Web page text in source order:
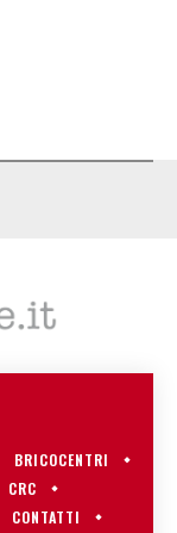
BRICOCENTRI
CRC
CONTATTI